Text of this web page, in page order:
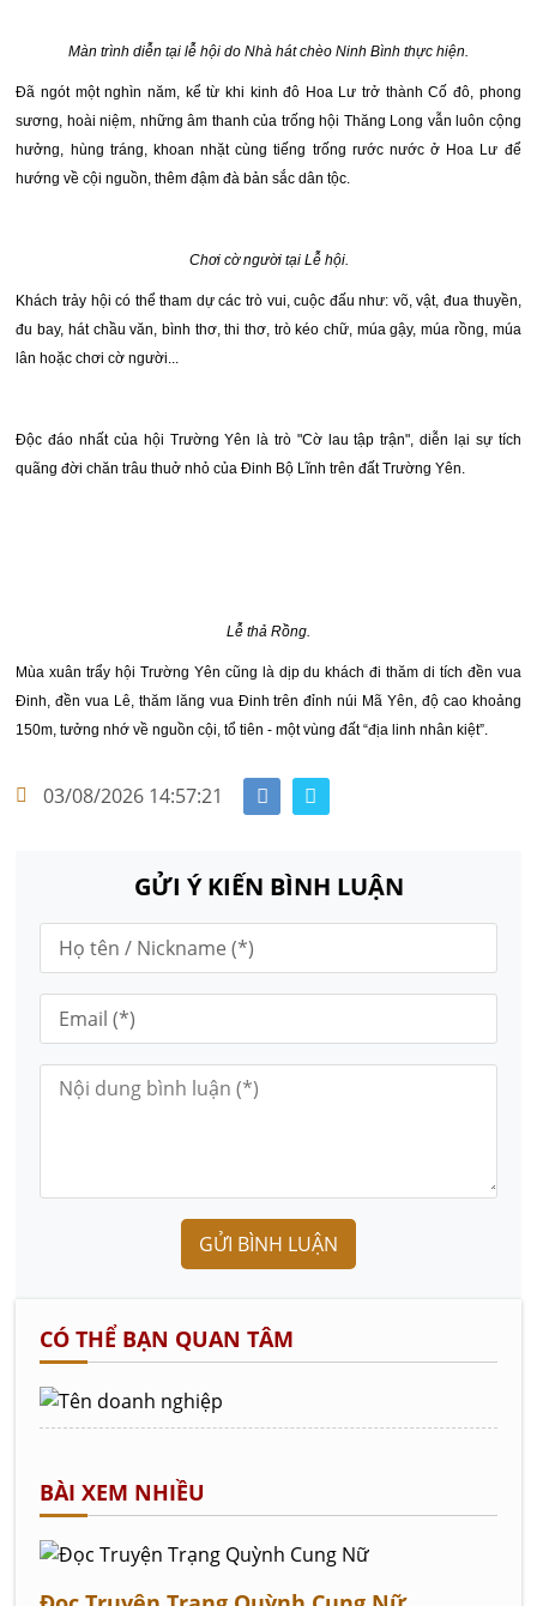
Màn trình diễn tại lễ hội do Nhà hát chèo Ninh Bình thực hiện.
Đã ngót một nghìn năm, kể từ khi kinh đô Hoa Lư trở thành Cố đô, phong
sương, hoài niệm, những âm thanh của trống hội Thăng Long vẫn luôn cộng
hưởng, hùng tráng, khoan nhặt cùng tiếng trống rước nước ở Hoa Lư để
hướng về cội nguồn, thêm đậm đà bản sắc dân tộc.
Chơi cờ người tại Lễ hội.
Khách trảy hội có thể tham dự các trò vui, cuộc đấu như: võ, vật, đua thuyền,
đu bay, hát chầu văn, bình thơ, thi thơ, trò kéo chữ, múa gậy, múa rồng, múa
lân hoặc chơi cờ người...
Độc đáo nhất của hội Trường Yên là trò "Cờ lau tập trận", diễn lại sự tích
quãng đời chăn trâu thuở nhỏ của Đinh Bộ Lĩnh trên đất Trường Yên.
Lễ thả Rồng.
Mùa xuân trẩy hội Trường Yên cũng là dịp du khách đi thăm di tích đền vua
Đinh, đền vua Lê, thăm lăng vua Đinh trên đỉnh núi Mã Yên, độ cao khoảng
150m, tưởng nhớ về nguồn cội, tổ tiên - một vùng đất “địa linh nhân kiệt”.
03/08/2026 14:57:21
GỬI Ý KIẾN BÌNH LUẬN
GỬI BÌNH LUẬN
CÓ THỂ BẠN QUAN TÂM
BÀI XEM NHIỀU